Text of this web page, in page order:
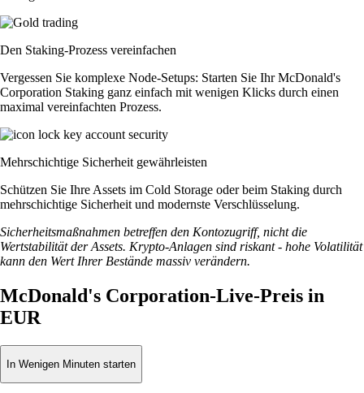
Den Staking-Prozess vereinfachen
Vergessen Sie komplexe Node-Setups: Starten Sie Ihr McDonald's
Corporation Staking ganz einfach mit wenigen Klicks durch einen
maximal vereinfachten Prozess.
Mehrschichtige Sicherheit gewährleisten
Schützen Sie Ihre Assets im Cold Storage oder beim Staking durch
mehrschichtige Sicherheit und modernste Verschlüsselung.
Sicherheitsmaßnahmen betreffen den Kontozugriff, nicht die
Wertstabilität der Assets. Krypto-Anlagen sind riskant - hohe Volatilität
kann den Wert Ihrer Bestände massiv verändern.
McDonald's Corporation-Live-Preis in
EUR
In Wenigen Minuten starten